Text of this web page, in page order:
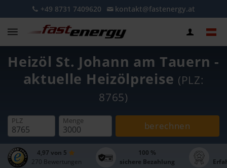
+49 8731 7409620 kontakt@fastenergy.at
Heizöl St. Johann am Tauern -
aktuelle Heizölpreise (PLZ:
8765)
PLZ Menge berechnen
4,97 von 5
270 Bewertungen
100 %
sichere Bezahlung